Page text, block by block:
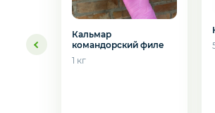
Орехи и
Кальмар
командорский филе
1 кг